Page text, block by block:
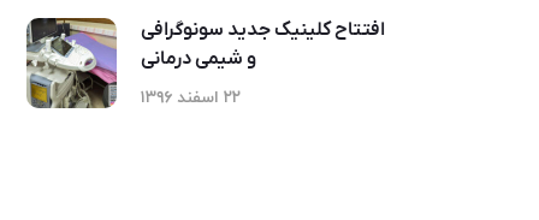
افتتاح کلینیک جدید سونوگرافی
و شیمی درمانی
۲۲ اسفند ۱۳۹۶